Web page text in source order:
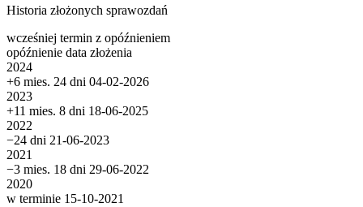
Historia złożonych sprawozdań
wcześniej termin z opóźnieniem
opóźnienie data złożenia
2024
+6 mies. 24 dni 04-02-2026
2023
+11 mies. 8 dni 18-06-2025
2022
−24 dni 21-06-2023
2021
−3 mies. 18 dni 29-06-2022
2020
w terminie 15-10-2021